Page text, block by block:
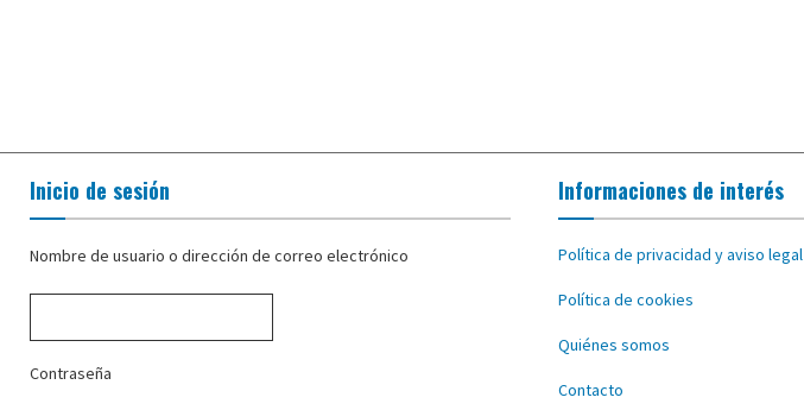
Inicio de sesión
Nombre de usuario o dirección de correo electrónico
Contraseña
Informaciones de interés
Política de privacidad y aviso legal
Política de cookies
Quiénes somos
Contacto